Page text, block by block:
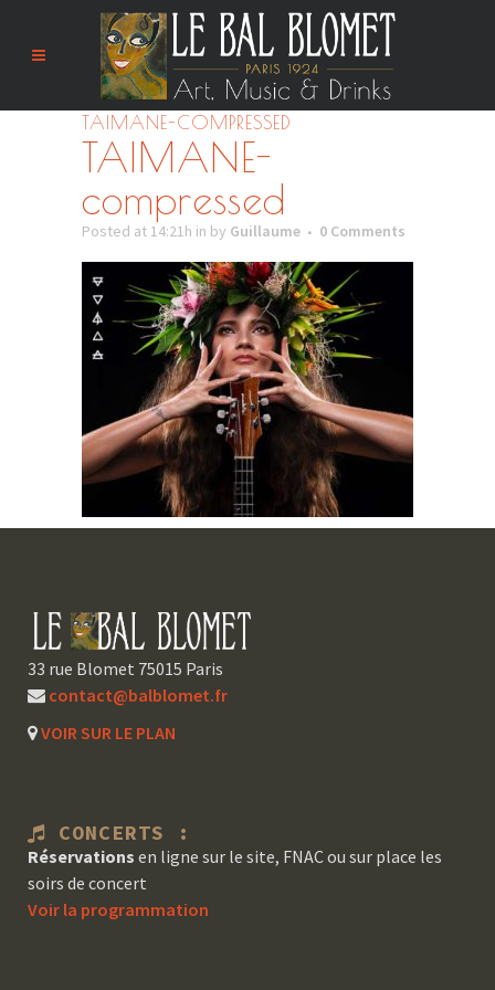
TAIMANE-COMPRESSED
TAIMANE-
compressed
Posted at 14:21h in by Guillaume 0 Comments
33 rue Blomet 75015 Paris
contact@balblomet.fr
VOIR SUR LE PLAN
CONCERTS :
Réservations en ligne sur le site, FNAC ou sur place les
soirs de concert
Voir la programmation